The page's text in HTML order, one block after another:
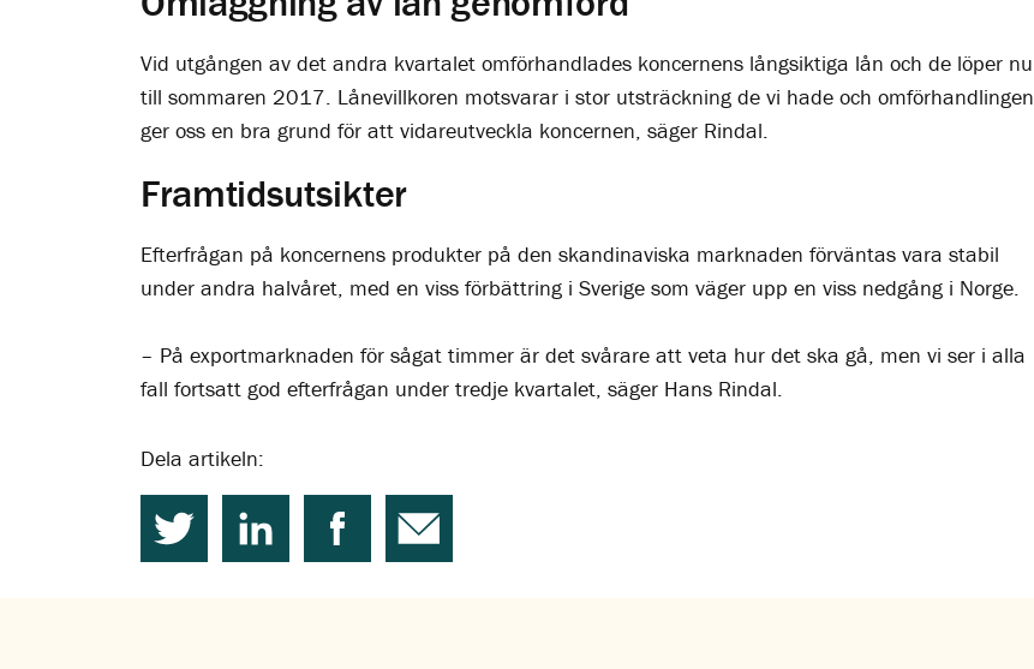
Vid utgången av det andra kvartalet omförhandlades koncernens långsiktiga lån och de löper nu
till sommaren 2017. Lånevillkoren motsvarar i stor utsträckning de vi hade och omförhandlingen
ger oss en bra grund för att vidareutveckla koncernen, säger Rindal.
Framtidsutsikter
Efterfrågan på koncernens produkter på den skandinaviska marknaden förväntas vara stabil
under andra halvåret, med en viss förbättring i Sverige som väger upp en viss nedgång i Norge.
– På exportmarknaden för sågat timmer är det svårare att veta hur det ska gå, men vi ser i alla
fall fortsatt god efterfrågan under tredje kvartalet, säger Hans Rindal.
Dela artikeln: